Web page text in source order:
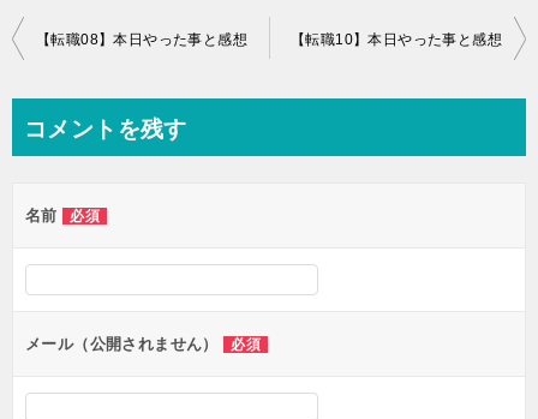
投
ビ
ー
シ
ン
【転職08】本日やった事と感想 【転職10】本日やった事と感想
コメントを残す
名前 必須
メール（公開されません） 必須